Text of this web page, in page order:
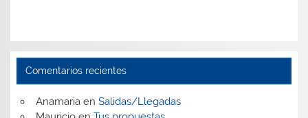
Comentarios recientes
Anamariaen Salidas/Llegadas